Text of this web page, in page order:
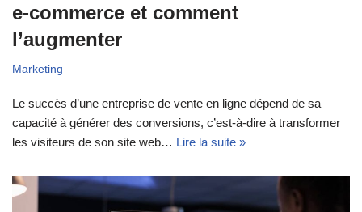
e-commerce et comment
l’augmenter
Marketing
Le succès d’une entreprise de vente en ligne dépend de sa
capacité à générer des conversions, c’est-à-dire à transformer
les visiteurs de son site web… Lire la suite »